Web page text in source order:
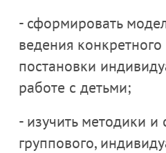
- сформировать
ведения конкретного
постановки
работе с детьми;
- изучить методики
группового,